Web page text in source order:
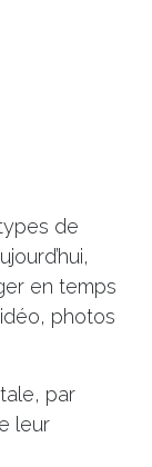
de
en temps
photos
par
leur